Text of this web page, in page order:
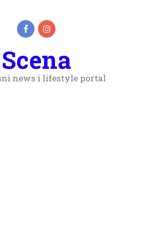
Scena
news i lifestyle portal